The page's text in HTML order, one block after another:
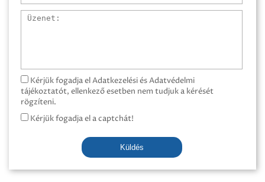
Üzenet
Kérjük fogadja el Adatkezelési és Adatvédelmi
tájékoztatót, ellenkező esetben nem tudjuk a kérését
rögzíteni.
Kérjük fogadja el a captchát!
Küldés